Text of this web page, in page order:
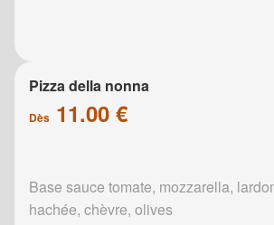
Pizza della nonna
Dès 11.00 €
Base sauce tomate, mozzarella,
hachée, chèvre, olives